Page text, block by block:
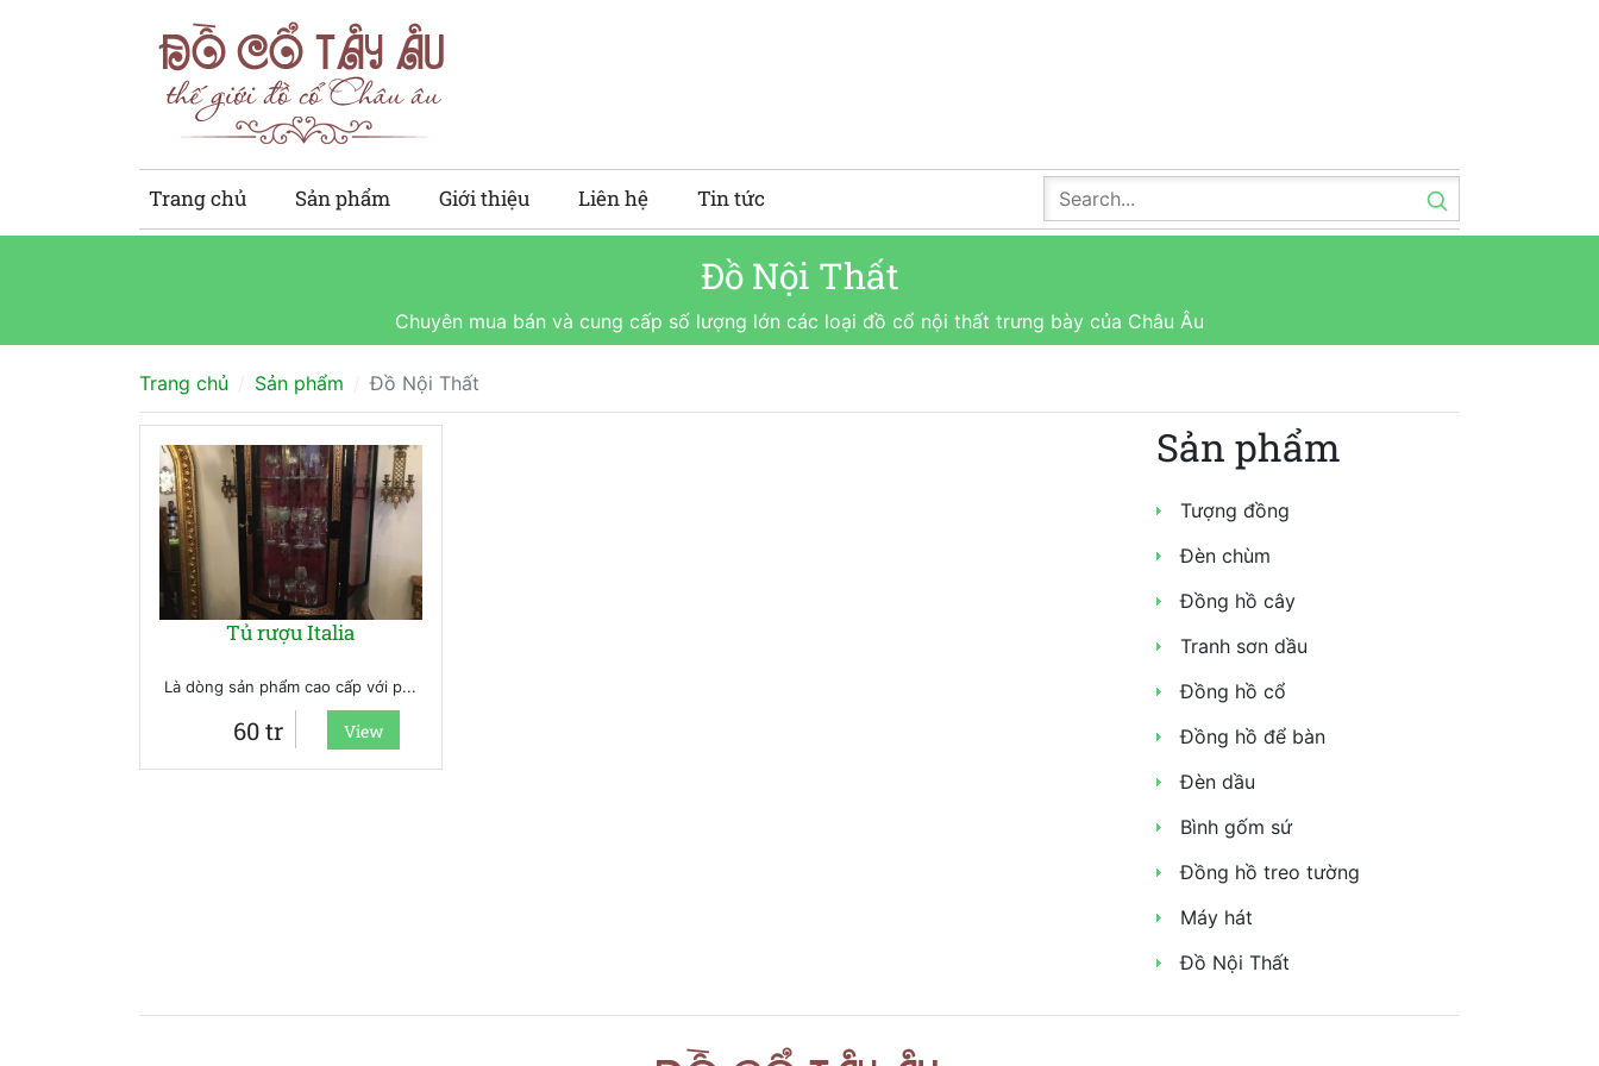
Trang chủ Sản phẩm Giới thiệu Liên hệ Tin tức
Đồ Nội Thất
Chuyên mua bán và cung cấp số lượng lớn các loại đồ cổ nội thất trưng bày của Châu Âu
Trang chủ Sản phẩm Đồ Nội Thất
Tủ rượu Italia
Là dòng sản phẩm cao cấp với p...
60 tr View
Sản phẩm
Tượng đồng
Đèn chùm
Đồng hồ cây
Tranh sơn dầu
Đồng hồ cổ
Đồng hồ để bàn
Đèn dầu
Bình gốm sứ
Đồng hồ treo tường
Máy hát
Đồ Nội Thất